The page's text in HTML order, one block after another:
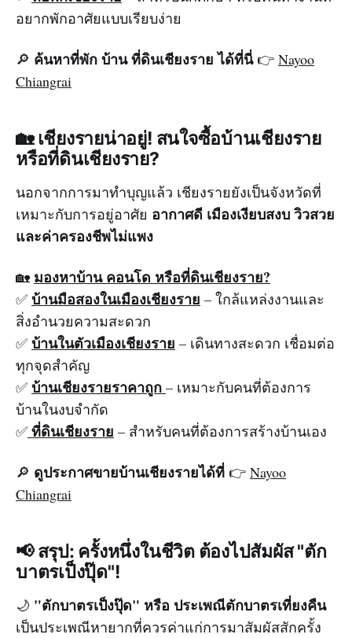
อยากพักอาศัยแบบเรียบง่าย
🔎 ค้นหาที่พัก บ้าน ที่ดินเชียงราย ได้ที่นี่👉 Nayoo
Chiangrai
🏡 เชียงรายน่าอยู่! สนใจซื้อบ้านเชียงราย
หรือที่ดินเชียงราย?
นอกจากการมาทำบุญแล้ว เชียงรายยังเป็นจังหวัดที่
เหมาะกับการอยู่อาศัย อากาศดี เมืองเงียบสงบ วิวสวย
และค่าครองชีพไม่แพง
🏡 มองหาบ้าน คอนโด หรือที่ดินเชียงราย?
✅ บ้านมือสองในเมืองเชียงราย – ใกล้แหล่งงานและ
สิ่งอำนวยความสะดวก
✅ บ้านในตัวเมืองเชียงราย – เดินทางสะดวก เชื่อมต่อ
ทุกจุดสำคัญ
✅ บ้านเชียงรายราคาถูก – เหมาะกับคนที่ต้องการ
บ้านในงบจำกัด
✅ ที่ดินเชียงราย – สำหรับคนที่ต้องการสร้างบ้านเอง
🔎 ดูประกาศขายบ้านเชียงรายได้ที่ 👉 Nayoo
Chiangrai
📢 สรุป: ครั้งหนึ่งในชีวิต ต้องไปสัมผัส "ตัก
บาตรเป็งปุ๊ด"!
🌙 "ตักบาตรเป็งปุ๊ด" หรือ ประเพณีตักบาตรเที่ยงคืน
เป็นประเพณีหายากที่ควรค่าแก่การมาสัมผัสสักครั้ง